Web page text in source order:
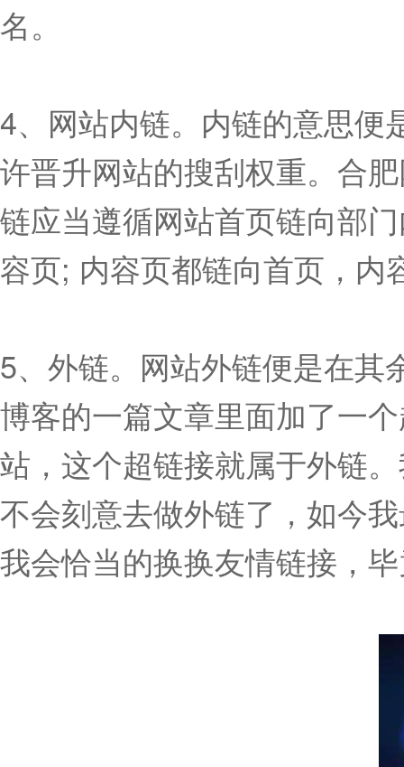
名。
4、网站内链。内链的意思便
许晋升网站的搜刮权重。合
链应当遵循网站首页链向部
容页; 内容页都链向首页，内
5、外链。网站外链便是在其
博客的一篇文章里面加了一
站，这个超链接就属于外链
不会刻意去做外链了，如今
我会恰当的换换友情链接，